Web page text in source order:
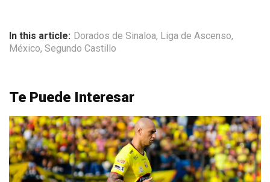
In this article: Dorados de Sinaloa, Liga de Ascenso,
México, Segundo Castillo
Te Puede Interesar